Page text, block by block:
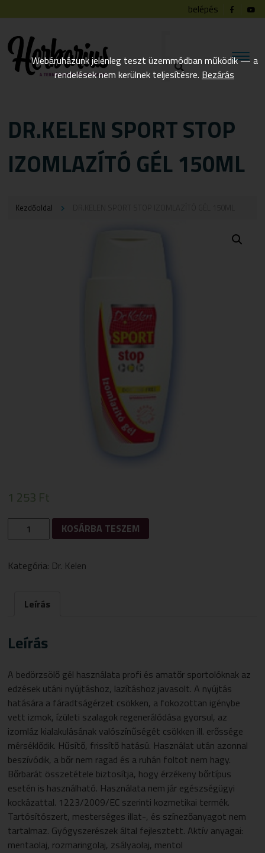
belépés
DR.KELEN SPORT STOP
IZOMLAZÍTÓ GÉL 150ML
Kezdőoldal
1 253 Ft
SPORT
GÉL
KOSÁRBA TESZEM
Kategória: Dr. Kelen
Leírás
Leírás
A bedörzsölő gél használata profi és amatőr sportolóknak az
edzések utáni nyújtáshoz, lazításhoz javasolt. A nyújtás
hatására a fáradtságérzet csökken, a fokozottan igénybe
vett izmok, ízületi szalagok regenerálódása gyorsul, az
izomláz kialakulásának valószínűségét csökken ill. erőssége
mérséklődik. Hűsítő, frissítő hatású. Használat után azonnal
beszívódik, a bőr nem ragad és a ruhán foltot nem hagy.
Bőrbarát összetétele biztosítja, hogy érzékeny bőrtípus
esetén is használható. Használata nem jár egészségügyi
kockázattal. 1223/2009/EC szerinti kozmetikai termék.
Tartósítószert, mesterséges illat-, és színezőanyagot nem
tartalmaz. Gyógyszerészek által fejlesztett. Aktív anyagai:
mentaolaj, rozmaringolaj, zsályaolaj, mentol
Webáruházunk jelenleg teszt üzemmódban működik — a
rendelések nem kerülnek teljesítésre. Bezárás